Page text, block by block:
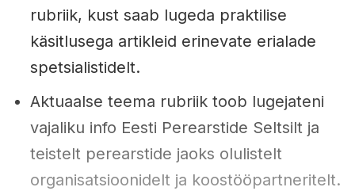
rubriik, kust saab lugeda praktilise
käsitlusega artikleid erinevate erialade
spetsialistidelt.
Aktuaalse teema rubriik toob lugejateni
vajaliku info Eesti Perearstide Seltsilt ja
teistelt perearstide jaoks olulistelt
organisatsioonidelt ja koostööpartneritelt.